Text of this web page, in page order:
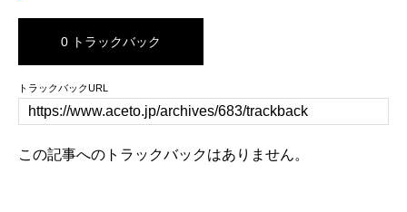
0 トラックバック
トラックバックURL
この記事へのトラックバックはありません。